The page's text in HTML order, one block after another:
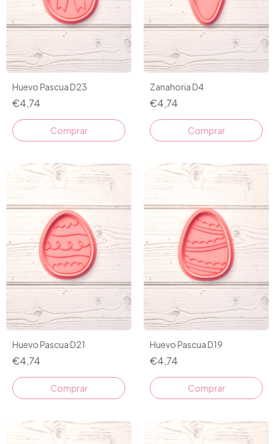
Huevo Pascua D23
€4,74
Comprar
Zanahoria D4
€4,74
Comprar
Huevo Pascua D21
€4,74
Comprar
Huevo Pascua D19
€4,74
Comprar